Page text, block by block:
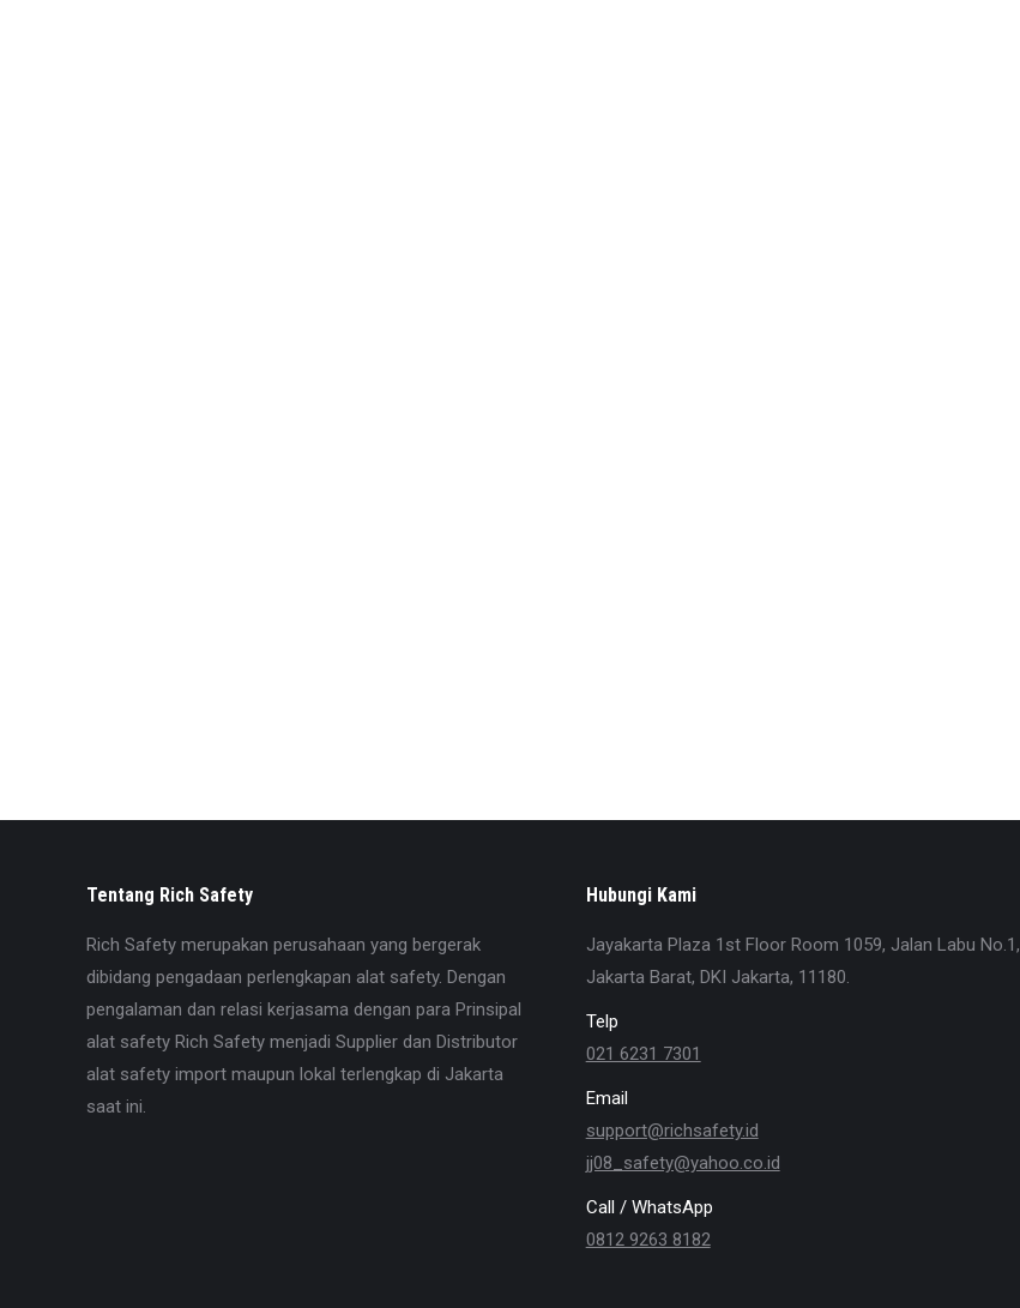
Tentang Rich Safety
Rich Safety merupakan perusahaan yang bergerak
dibidang pengadaan perlengkapan alat safety. Dengan
pengalaman dan relasi kerjasama dengan para Prinsipal
alat safety Rich Safety menjadi Supplier dan Distributor
alat safety import maupun lokal terlengkap di Jakarta
saat ini.
Hubungi Kami
Jayakarta Plaza 1st Floor Room 1059, Jalan Labu No.1,
Jakarta Barat, DKI Jakarta, 11180.
Telp
021 6231 7301
Email
support@richsafety.id
jj08_safety@yahoo.co.id
Call / WhatsApp
0812 9263 8182